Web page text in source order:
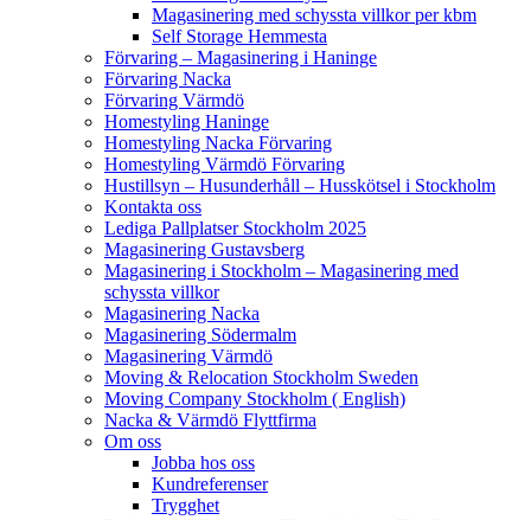
Magasinering med schyssta villkor per kbm
Self Storage Hemmesta
Förvaring – Magasinering i Haninge
Förvaring Nacka
Förvaring Värmdö
Homestyling Haninge
Homestyling Nacka Förvaring
Homestyling Värmdö Förvaring
Hustillsyn – Husunderhåll – Husskötsel i Stockholm
Kontakta oss
Lediga Pallplatser Stockholm 2025
Magasinering Gustavsberg
Magasinering i Stockholm – Magasinering med
schyssta villkor
Magasinering Nacka
Magasinering Södermalm
Magasinering Värmdö
Moving & Relocation Stockholm Sweden
Moving Company Stockholm ( English)
Nacka & Värmdö Flyttfirma
Om oss
Jobba hos oss
Kundreferenser
Trygghet